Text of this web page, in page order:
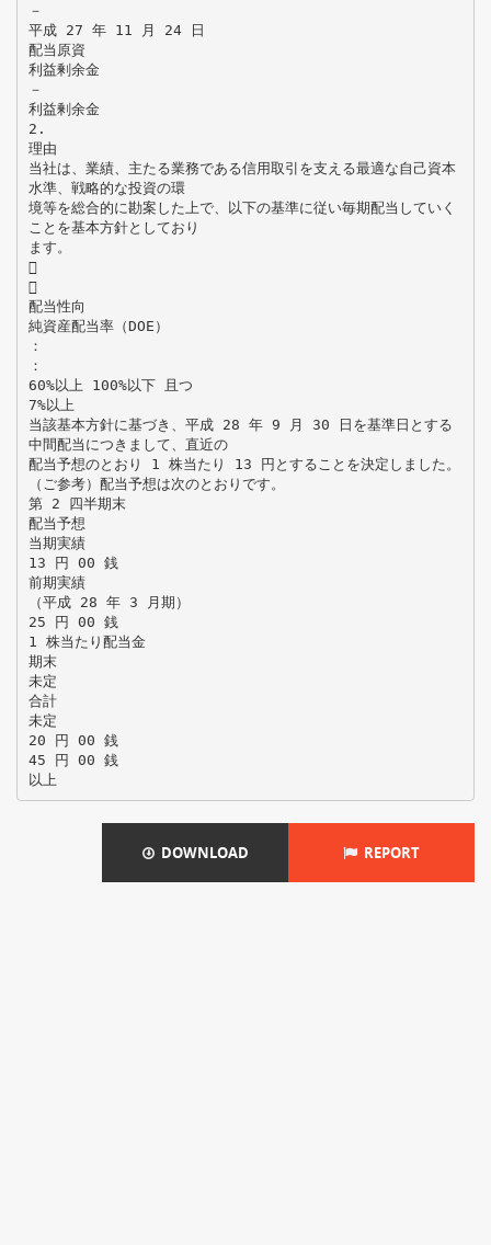
－
平成 27 年 11 月 24 日
配当原資
利益剰余金
－
利益剰余金
2.
理由
当社は、業績、主たる業務である信用取引を支える最適な自己資本
水準、戦略的な投資の環
境等を総合的に勘案した上で、以下の基準に従い毎期配当していく
ことを基本方針としており
ます。


配当性向
純資産配当率（DOE）
：
：
60%以上 100%以下 且つ
7%以上
当該基本方針に基づき、平成 28 年 9 月 30 日を基準日とする
中間配当につきまして、直近の
配当予想のとおり 1 株当たり 13 円とすることを決定しました。
（ご参考）配当予想は次のとおりです。
第 2 四半期末
配当予想
当期実績
13 円 00 銭
前期実績
（平成 28 年 3 月期）
25 円 00 銭
1 株当たり配当金
期末
未定
合計
未定
20 円 00 銭
45 円 00 銭
DOWNLOAD REPORT